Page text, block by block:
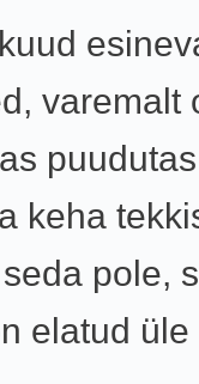
varemalt
keha
pole,
elatud üle